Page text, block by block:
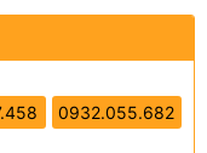
0932.055.682